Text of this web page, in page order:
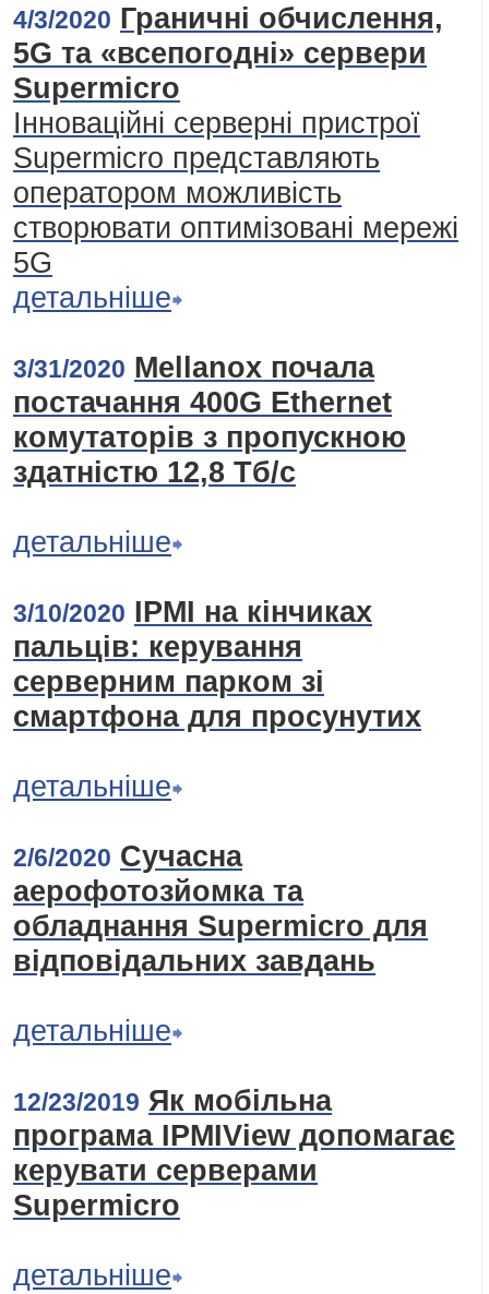
4/3/2020 Граничні обчислення,
5G та «всепогодні» сервери
Supermicro
Інноваційні серверні пристрої
Supermicro представляють
оператором можливість
створювати оптимізовані мережі
5G
детальніше
3/31/2020 Mellanox почала
постачання 400G Ethernet
комутаторів з пропускною
здатністю 12,8 Тб/с
детальніше
3/10/2020 IPMI на кінчиках
пальців: керування
серверним парком зі
смартфона для просунутих
детальніше
2/6/2020 Сучасна
аерофотозйомка та
обладнання Supermicro для
відповідальних завдань
детальніше
12/23/2019 Як мобільна
програма IPMIView допомагає
керувати серверами
Supermicro
детальніше